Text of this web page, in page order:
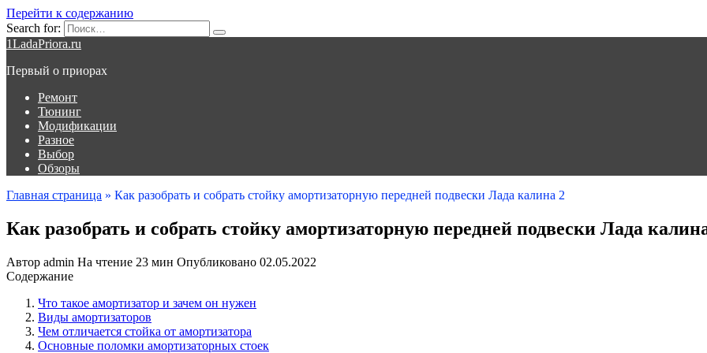
Перейти к содержанию
Search for:
1LadaPriora.ru
Первый о приорах
Ремонт
Тюнинг
Модификации
Разное
Выбор
Обзоры
Главная страница » Как разобрать и собрать стойку амортизаторную передней подвески Лада калина 2
Как разобрать и собрать стойку амортизаторную передней подвески Лада
Автор admin На чтение 23 мин Опубликовано 02.05.2022
Содержание
Что такое амортизатор и зачем он нужен
Виды амортизаторов
Чем отличается стойка от амортизатора
Основные поломки амортизаторных стоек